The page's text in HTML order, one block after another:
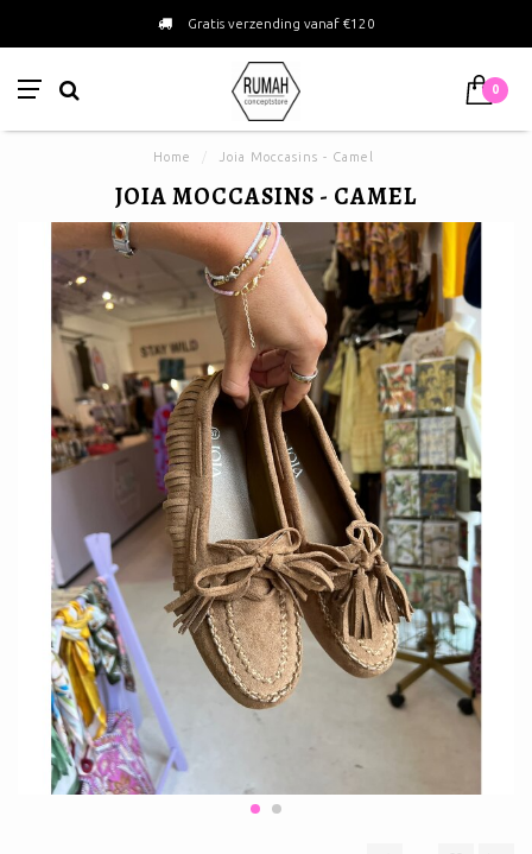
Gratis verzending vanaf €120
0
Home Joia Moccasins - Camel
JOIA MOCCASINS - CAMEL